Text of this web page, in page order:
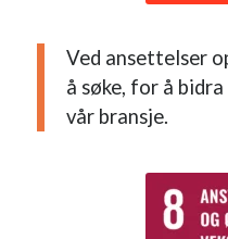
Ved ansettelser
å søke, for å
vår bransje.